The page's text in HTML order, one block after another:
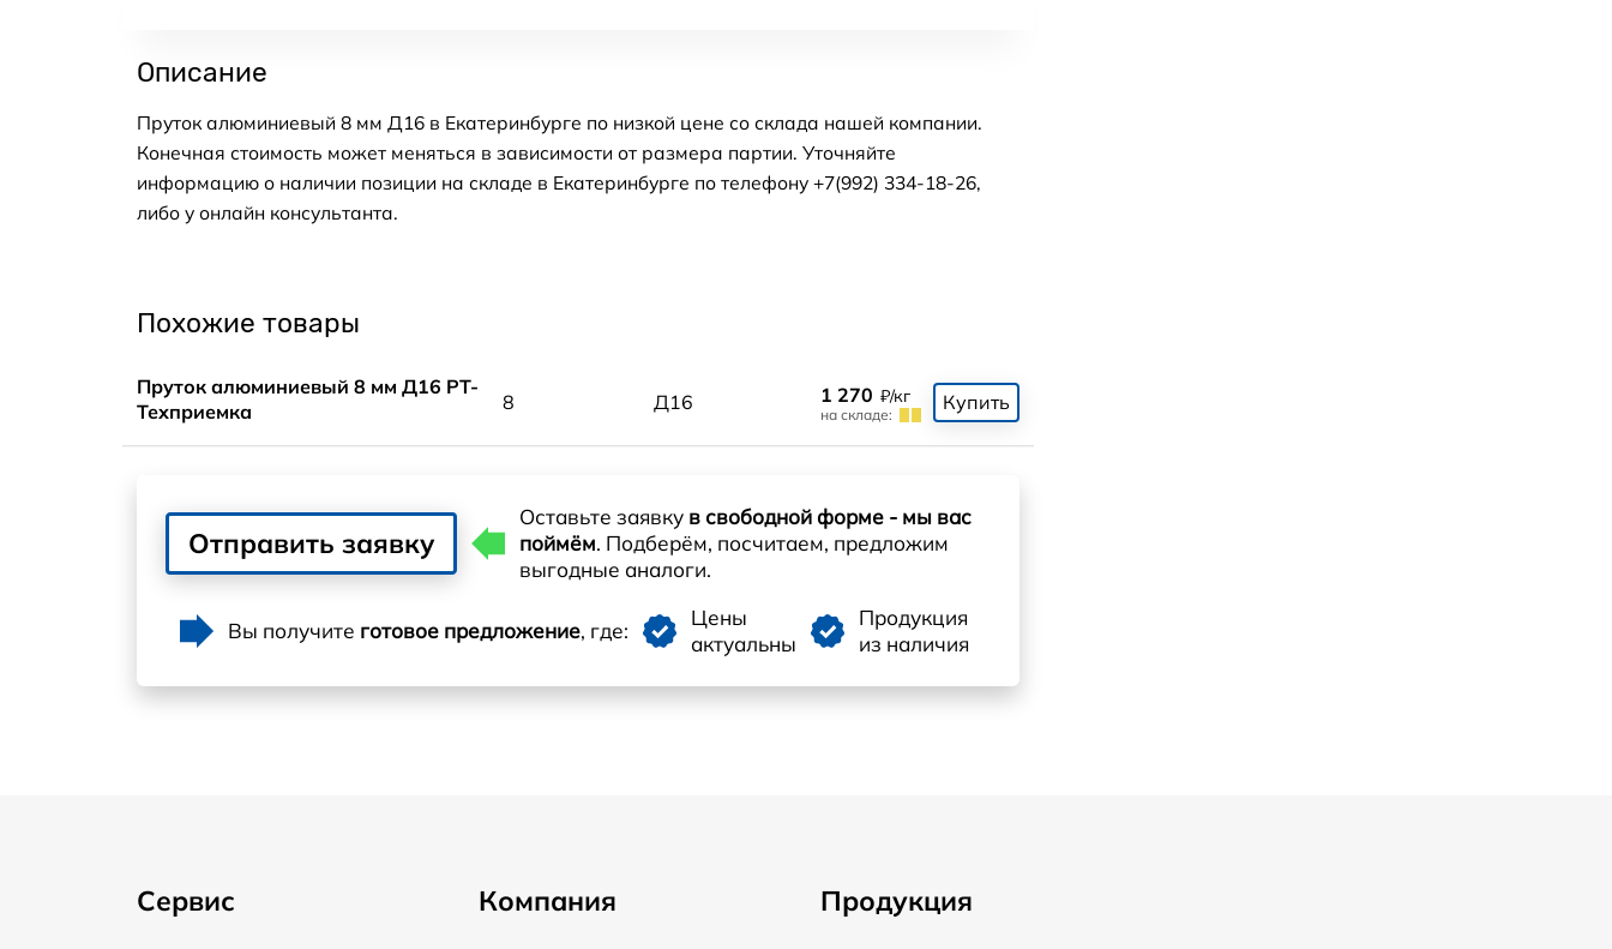
Описание
Пруток алюминиевый 8 мм Д16 в Екатеринбурге по низкой цене со склада нашей компании.
Конечная стоимость может меняться в зависимости от размера партии. Уточняйте
информацию о наличии позиции на складе в Екатеринбурге по телефону +7(992) 334-18-26,
либо у онлайн консультанта.
Похожие товары
Пруток алюминиевый 8 мм Д16 РТ-
Техприемка
8 Д16 1 270 ₽/кг
на складе:
Купить
Отправить заявку
Оставьте заявку в свободной форме - мы вас
поймём. Подберём, посчитаем, предложим
выгодные аналоги.
Вы получите готовое предложение, где:
Цены
актуальны
Продукция
из наличия
Сервис Компания Продукция